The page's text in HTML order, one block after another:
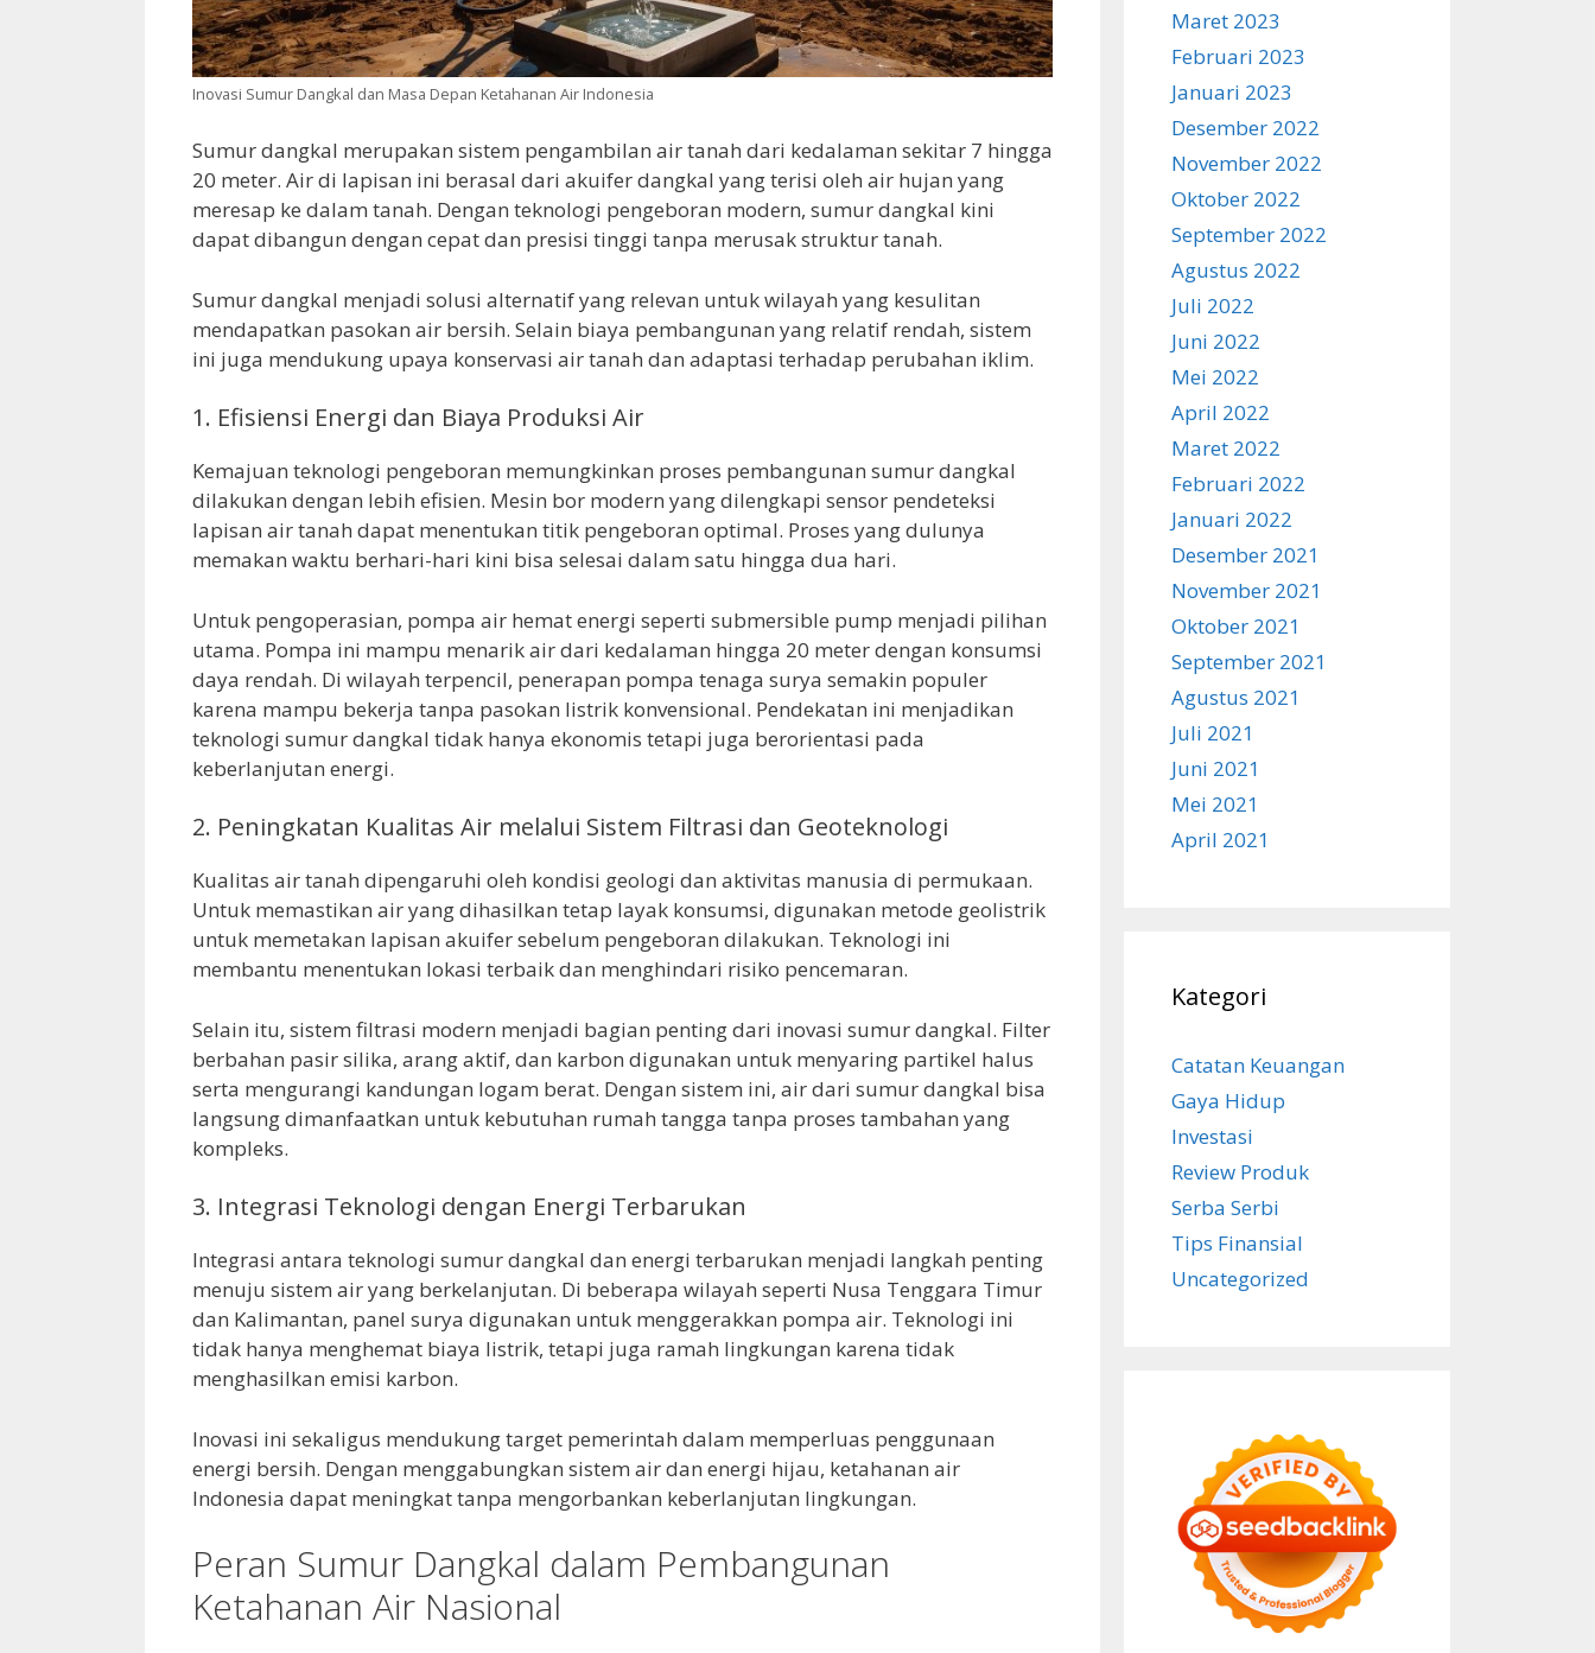
Inovasi Sumur Dangkal dan Masa Depan Ketahanan Air Indonesia
Sumur dangkal merupakan sistem pengambilan air tanah dari kedalaman sekitar 7 hingga
20 meter. Air di lapisan ini berasal dari akuifer dangkal yang terisi oleh air hujan yang
meresap ke dalam tanah. Dengan teknologi pengeboran modern, sumur dangkal kini
dapat dibangun dengan cepat dan presisi tinggi tanpa merusak struktur tanah.
Sumur dangkal menjadi solusi alternatif yang relevan untuk wilayah yang kesulitan
mendapatkan pasokan air bersih. Selain biaya pembangunan yang relatif rendah, sistem
ini juga mendukung upaya konservasi air tanah dan adaptasi terhadap perubahan iklim.
1. Efisiensi Energi dan Biaya Produksi Air
Kemajuan teknologi pengeboran memungkinkan proses pembangunan sumur dangkal
dilakukan dengan lebih efisien. Mesin bor modern yang dilengkapi sensor pendeteksi
lapisan air tanah dapat menentukan titik pengeboran optimal. Proses yang dulunya
memakan waktu berhari-hari kini bisa selesai dalam satu hingga dua hari.
Untuk pengoperasian, pompa air hemat energi seperti submersible pump menjadi pilihan
utama. Pompa ini mampu menarik air dari kedalaman hingga 20 meter dengan konsumsi
daya rendah. Di wilayah terpencil, penerapan pompa tenaga surya semakin populer
karena mampu bekerja tanpa pasokan listrik konvensional. Pendekatan ini menjadikan
teknologi sumur dangkal tidak hanya ekonomis tetapi juga berorientasi pada
keberlanjutan energi.
2. Peningkatan Kualitas Air melalui Sistem Filtrasi dan Geoteknologi
Kualitas air tanah dipengaruhi oleh kondisi geologi dan aktivitas manusia di permukaan.
Untuk memastikan air yang dihasilkan tetap layak konsumsi, digunakan metode geolistrik
untuk memetakan lapisan akuifer sebelum pengeboran dilakukan. Teknologi ini
membantu menentukan lokasi terbaik dan menghindari risiko pencemaran.
Selain itu, sistem filtrasi modern menjadi bagian penting dari inovasi sumur dangkal. Filter
berbahan pasir silika, arang aktif, dan karbon digunakan untuk menyaring partikel halus
serta mengurangi kandungan logam berat. Dengan sistem ini, air dari sumur dangkal bisa
langsung dimanfaatkan untuk kebutuhan rumah tangga tanpa proses tambahan yang
kompleks.
3. Integrasi Teknologi dengan Energi Terbarukan
Integrasi antara teknologi sumur dangkal dan energi terbarukan menjadi langkah penting
menuju sistem air yang berkelanjutan. Di beberapa wilayah seperti Nusa Tenggara Timur
dan Kalimantan, panel surya digunakan untuk menggerakkan pompa air. Teknologi ini
tidak hanya menghemat biaya listrik, tetapi juga ramah lingkungan karena tidak
menghasilkan emisi karbon.
Inovasi ini sekaligus mendukung target pemerintah dalam memperluas penggunaan
energi bersih. Dengan menggabungkan sistem air dan energi hijau, ketahanan air
Indonesia dapat meningkat tanpa mengorbankan keberlanjutan lingkungan.
Peran Sumur Dangkal dalam Pembangunan
Ketahanan Air Nasional
Maret 2023
Februari 2023
Januari 2023
Desember 2022
November 2022
Oktober 2022
September 2022
Agustus 2022
Juli 2022
Juni 2022
Mei 2022
April 2022
Maret 2022
Februari 2022
Januari 2022
Desember 2021
November 2021
Oktober 2021
September 2021
Agustus 2021
Juli 2021
Juni 2021
Mei 2021
April 2021
Kategori
Catatan Keuangan
Gaya Hidup
Investasi
Review Produk
Serba Serbi
Tips Finansial
Uncategorized